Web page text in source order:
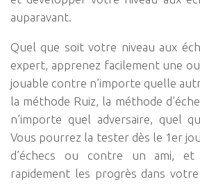
auparavant.
Quel que soit votre niveau aux
expert, apprenez facilement une
jouable contre n’importe quelle
la méthode Ruiz, la méthode
n’importe quel adversaire, quel
Vous pourrez la tester dès le 1er
d’échecs ou contre un ami, et
rapidement les progrès dans